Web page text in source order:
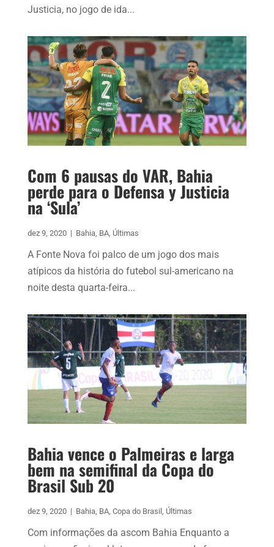
Justicia, no jogo de ida...
Com 6 pausas do VAR, Bahia
perde para o Defensa y Justicia
na ‘Sula’
dez 9, 2020 | Bahia, BA, Últimas
A Fonte Nova foi palco de um jogo dos mais
atípicos da história do futebol sul-americano na
noite desta quarta-feira...
Bahia vence o Palmeiras e larga
bem na semifinal da Copa do
Brasil Sub 20
dez 9, 2020 | Bahia, BA, Copa do Brasil , Últimas
Com informações da ascom Bahia Enquanto a